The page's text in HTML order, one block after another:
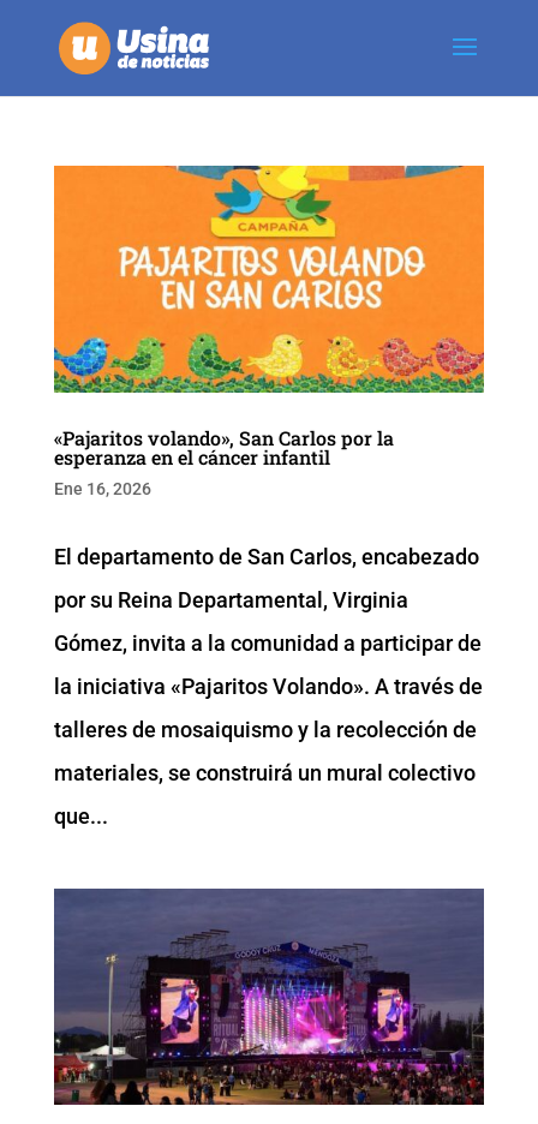
«Pajaritos volando», San Carlos por la
esperanza en el cáncer infantil
Ene 16, 2026
El departamento de San Carlos, encabezado
por su Reina Departamental, Virginia
Gómez, invita a la comunidad a participar de
la iniciativa «Pajaritos Volando». A través de
talleres de mosaiquismo y la recolección de
materiales, se construirá un mural colectivo
que...